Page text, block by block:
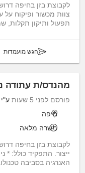
לקבוצת בזן בחיפה
צוות מכשור ופיקוח
תפעול ותיקון תקלות,
הגש מועמדות
מהנדס/ת עתודה
פורסם לפני 5 שעות ע"י
חיפה
משרה מלאה
לקבוצת בזן בחיפה
האנרגיה בסביבה